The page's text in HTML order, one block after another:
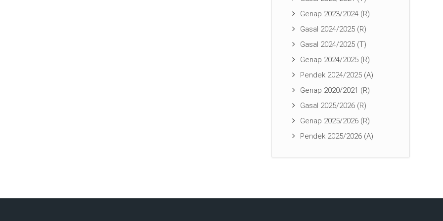
Genap 2023/2024 (R)
Gasal 2024/2025 (R)
Gasal 2024/2025 (T)
Genap 2024/2025 (R)
Pendek 2024/2025 (A)
Genap 2020/2021 (R)
Gasal 2025/2026 (R)
Genap 2025/2026 (R)
Pendek 2025/2026 (A)